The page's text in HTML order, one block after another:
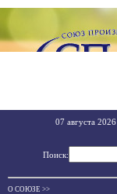
07 августа 2026
Поиск:
О СОЮЗЕ >>